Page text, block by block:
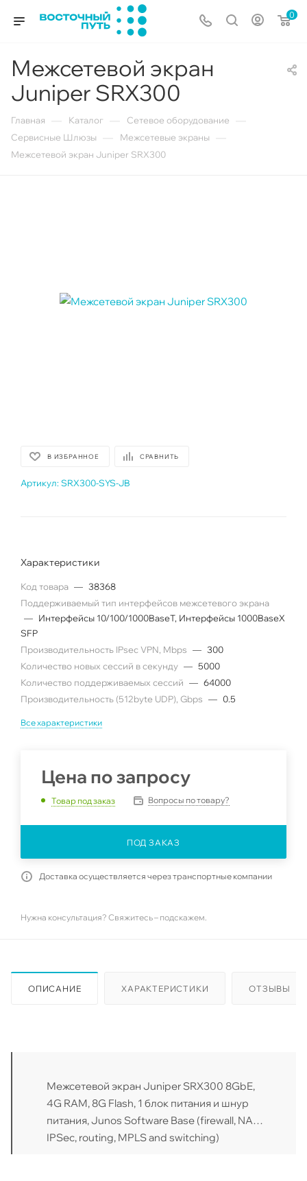
0
Межсетевой экран
Juniper SRX300
Главная Каталог Сетевое оборудование
Сервисные Шлюзы Межсетевые экраны
Межсетевой экран Juniper SRX300
В ИЗБРАННОЕ СРАВНИТЬ
Артикул: SRX300-SYS-JB
Характеристики
Код товара — 38368
Поддерживаемый тип интерфейсов межсетевого экрана
— Интерфейсы 10/100/1000BaseT, Интерфейсы 1000BaseX
SFP
Производительность IPsec VPN, Mbps — 300
Количество новых сессий в секунду — 5000
Количество поддерживаемых сессий — 64000
Производительность (512byte UDP), Gbps — 0.5
Все характеристики
Цена по запросу
Товар под заказ Вопросы по товару?
ПОД ЗАКАЗ
Доставка осуществляется через транспортные компании
Нужна консультация? Свяжитесь – подскажем.
ОПИСАНИЕ ХАРАКТЕРИСТИКИ ОТЗЫВЫ
Межсетевой экран Juniper SRX300 8GbE,
4G RAM, 8G Flash, 1 блок питания и шнур
питания, Junos Software Base (firewall, NAT,
IPSec, routing, MPLS and switching)